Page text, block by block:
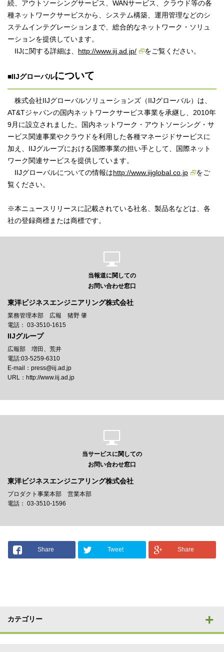
続、アウトソーシングサービス、WANサービス、クラウド等の各
種ネットワークサービスから、システム構築、運用管理などのシ
ステムインテグレーションまで、総合的なネットワーク・ソリュ
ーションを提供しています。
IIJに関する詳細は、 http://www.iij.ad.jp/ をご覧ください。
■IIJグローバルについて
株式会社IIJグローバルソリューションズ（IIJグローバル）は、
AT&Tジャパンの国内ネットワークサービス事業を承継し、2010年
9月に設立されました。国内ネットワーク・アウトソーシング・サ
ービス関連事業やクラウドを利用した各種マネージドサービスに
加え、IIJグループにおける国際事業の担い手として、国際ネット
ワーク関連サービスを提供しています。
IIJグローバルについての情報はhttp://www.iijglobal.co.jp
をご
覧ください。
※本ニュースリリースに記載されている社名、製品名などは、各
社の登録商標または商標です。
当報道に関しての
お問い合わせ窓口
東洋ビジネスエンジニアリング株式会社
業務管理本部 広報 猪野 肇
電話： 03-3510-1615
IIJグループ
広報部 増田、荒井
電話:03-5259-6310
E-mail：press@iij.ad.jp
URL：http://www.iij.ad.jp
当サービスに関しての
お問い合わせ窓口
東洋ビジネスエンジニアリング株式会社
プロダクト事業本部 営業本部
電話： 03-3510-1596
Share Tweet Share
カテゴリー